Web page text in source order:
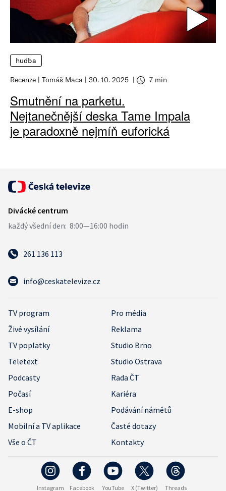
hudba
Recenze Tomáš Maca 30. 10. 2025 7 min
Smutnění na parketu.
Nejtanečnější deska Tame Impala
je paradoxně nejmíň euforická
261 136 113
info@ceskatelevize.cz
TV program
Pro média
Živé vysílání
Reklama
TV poplatky
Studio Brno
Teletext
Studio Ostrava
Podcasty
Rada ČT
Počasí
Kariéra
E-shop
Podávání námětů
Mobilní a TV aplikace
Časté dotazy
Vše o ČT
Kontakty
Instagram Facebook YouTube X (Twitter) Threads